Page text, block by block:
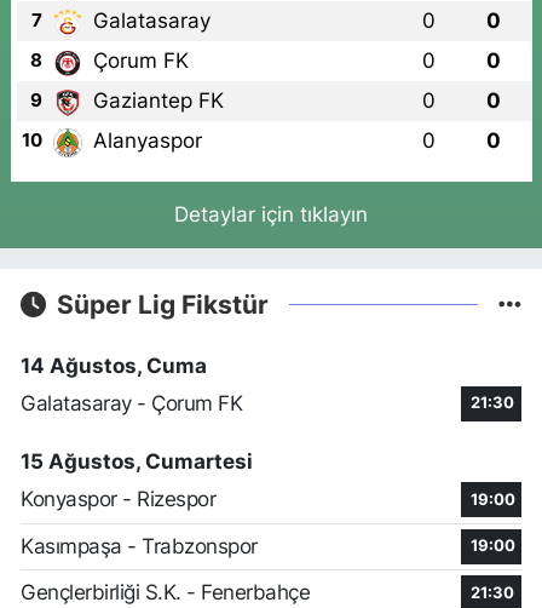
7 Galatasaray 0 0
8 Çorum FK 0 0
9 Gaziantep FK 0 0
10 Alanyaspor 0 0
Detaylar için tıklayın
Süper Lig Fikstür
14 Ağustos, Cuma
Galatasaray - Çorum FK
21:30
15 Ağustos, Cumartesi
Konyaspor - Rizespor
19:00
Kasımpaşa - Trabzonspor 19:00
Gençlerbirliği S.K. - Fenerbahçe 21:30